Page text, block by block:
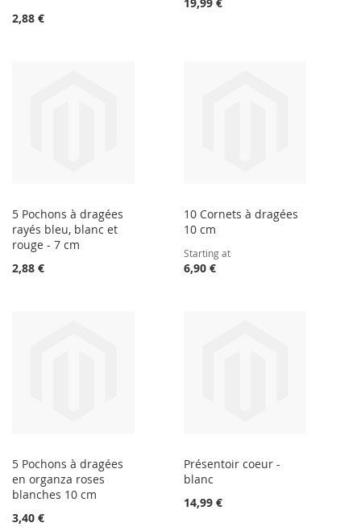
2,88 €
19,99 €
5 Pochons à dragées
rayés bleu, blanc et
rouge - 7 cm
2,88 €
10 Cornets à dragées
10 cm
Starting at
6,90 €
5 Pochons à dragées
en organza roses
blanches 10 cm
3,40 €
Présentoir coeur -
blanc
14,99 €